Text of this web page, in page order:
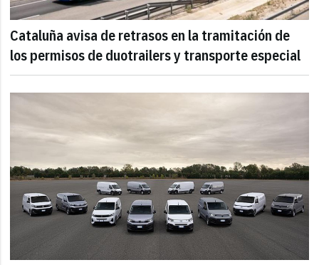
Cataluña avisa de retrasos en la tramitación de
los permisos de duotrailers y transporte especial